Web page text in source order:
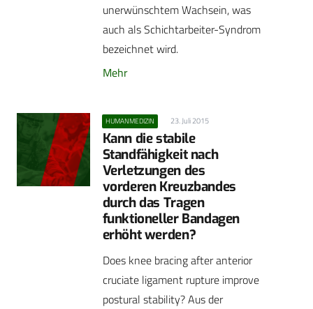
unerwünschtem Wachsein, was
auch als Schichtarbeiter-Syndrom
bezeichnet wird.
Mehr
HUMANMEDIZIN 23. Juli 2015
Kann die stabile
Standfähigkeit nach
Verletzungen des
vorderen Kreuzbandes
durch das Tragen
funktioneller Bandagen
erhöht ­werden?
Does knee bracing after anterior
cruciate ligament rupture improve
postural stability? Aus der